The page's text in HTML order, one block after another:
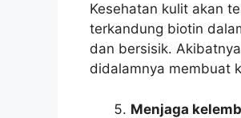
Kesehatan kulit akan
terkandung biotin
dan bersisik.
didalamnya membuat
Menjaga